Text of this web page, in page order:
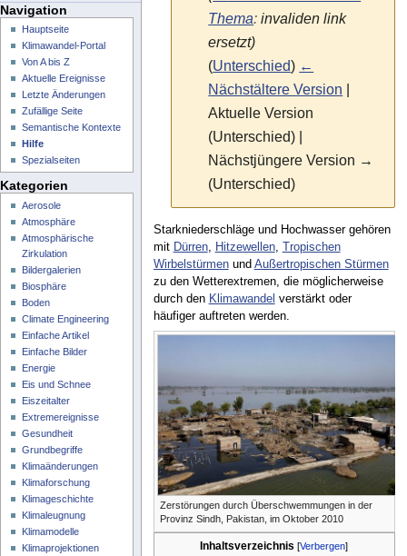
Thema:invaliden link
ersetzt)
(Unterschied) ←
Nächstältere Version
Aktuelle Version
(Unterschied) |
Nächstjüngere Version →
(Unterschied)
Starkniederschläge und Hochwasser gehören
mit Dürren, Hitzewellen, Tropischen
Wirbelstürmenund Außertropischen Stürmen
zu den Wetterextremen, die möglicherweise
durch den Klimawandel verstärkt oder
häufiger auftreten werden.
Zerstörungen durch Überschwemmungen in der
Provinz Sindh, Pakistan, im Oktober 2010
Inhaltsverzeichnis
Navigation
Hauptseite
Klimawandel-Portal
Von A bis Z
Aktuelle Ereignisse
Letzte Änderungen
Zufällige Seite
Semantische Kontexte
Hilfe
Spezialseiten
Kategorien
Aerosole
Atmosphäre
Atmosphärische
Zirkulation
Bildergalerien
Biosphäre
Boden
Climate Engineering
Einfache Artikel
Einfache Bilder
Energie
Eis und Schnee
Eiszeitalter
Extremereignisse
Gesundheit
Grundbegriffe
Klimaänderungen
Klimaforschung
Klimageschichte
Klimaleugnung
Klimamodelle
Klimaprojektionen